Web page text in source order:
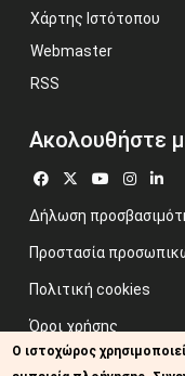
Χάρτης Ιστότοπου
Webmaster
RSS
Ακολουθήστε
Δήλωση
Προστασία
Πολιτική cookies
Όροι χρήσης
Προηγούμενος
Ο ιστοχώρος